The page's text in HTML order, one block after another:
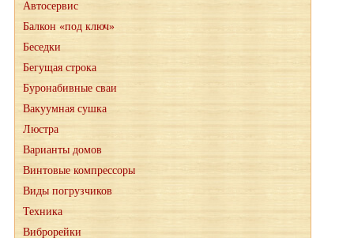
Автосервис
Балкон «под ключ»
Беседки
Бегущая строка
Буронабивные сваи
Вакуумная сушка
Люстра
Варианты домов
Винтовые компрессоры
Виды погрузчиков
Техника
Виброрейки